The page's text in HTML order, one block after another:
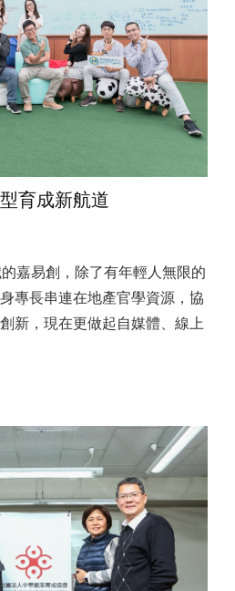
育成新航道
嘉易創，除了有年輕人無限的
專長串連在地產官學資源，協
新，現在更做起自媒體、線上